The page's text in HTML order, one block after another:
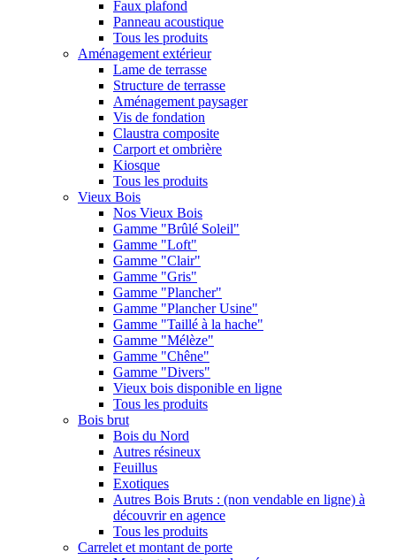
Faux plafond
Panneau acoustique
Tous les produits
Aménagement extérieur
Lame de terrasse
Structure de terrasse
Aménagement paysager
Vis de fondation
Claustra composite
Carport et ombrière
Kiosque
Tous les produits
Vieux Bois
Nos Vieux Bois
Gamme "Brûlé Soleil"
Gamme "Loft"
Gamme "Clair"
Gamme "Gris"
Gamme "Plancher"
Gamme "Plancher Usine"
Gamme "Taillé à la hache"
Gamme "Mélèze"
Gamme "Chêne"
Gamme "Divers"
Vieux bois disponible en ligne
Tous les produits
Bois brut
Bois du Nord
Autres résineux
Feuillus
Exotiques
Autres Bois Bruts : (non vendable en ligne) à
découvrir en agence
Tous les produits
Carrelet et montant de porte